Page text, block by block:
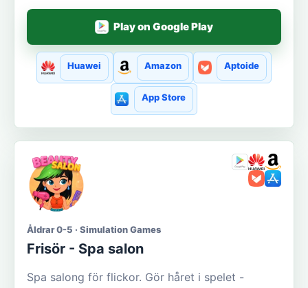
Play on Google Play
Huawei Amazon Aptoide
App Store
Åldrar 0-5 · Simulation Games
Frisör - Spa salon
Spa salong för flickor. Gör håret i spelet -